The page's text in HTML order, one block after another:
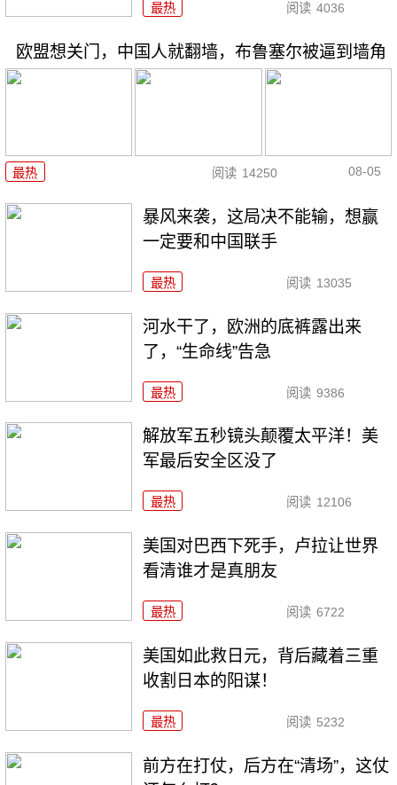
最热 阅读 4036
欧盟想关门，中国人就翻墙，布鲁塞尔被逼到墙角
最热 阅读 14250 08-05
暴风来袭，这局决不能输，想赢
一定要和中国联手
最热 阅读 13035
河水干了，欧洲的底裤露出来
了，“生命线”告急
最热 阅读 9386
解放军五秒镜头颠覆太平洋！美
军最后安全区没了
最热 阅读 12106
美国对巴西下死手，卢拉让世界
看清谁才是真朋友
最热 阅读 6722
美国如此救日元，背后藏着三重
收割日本的阳谋！
最热 阅读 5232
前方在打仗，后方在“清场”，这仗